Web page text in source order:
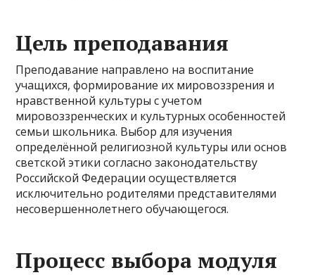
Цель преподавания
Преподавание направлено на воспитание
учащихся, формирование их мировоззрения и
нравственной культуры с учетом
мировоззренческих и культурных особенностей
семьи школьника. Выбор для изучения
определённой религиозной культуры или основ
светской этики согласно законодательству
Российской Федерации осуществляется
исключительно родителями представителями
несовершеннолетнего обучающегося.
Процесс выбора модуля